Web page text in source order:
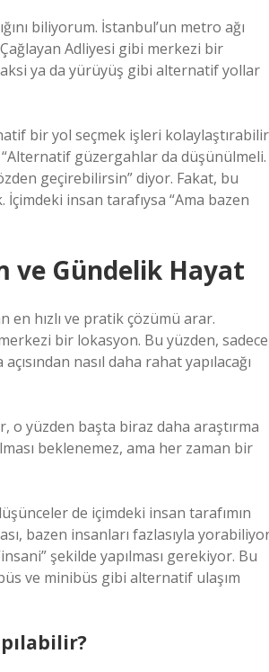
biliyorum. İstanbul’un metro ağı
Adliyesi gibi merkezi bir
ya da yürüyüş gibi alternatif yollar
bir yol seçmek işleri
güzergahlar da düşünülmeli.
geçirebilirsin” diyor. Fakat, bu
insan tarafıysa “Ama bazen
ve Gündelik Hayat
en hızlı ve pratik çözümü arar.
bir lokasyon. Bu yüzden, sadece
nasıl daha rahat yapılacağı
o yüzden başta biraz daha araştırma
beklenemez, ama her zaman bir
de içimdeki insan tarafımın
bazen insanları fazlasıyla
şekilde yapılması gerekiyor. Bu
ve minibüs gibi alternatif ulaşım